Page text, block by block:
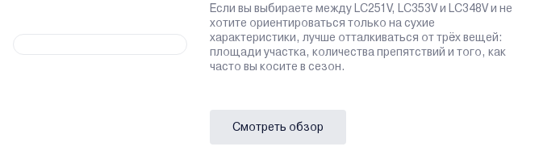
Если вы выбираете между LC251V, LC353V и LC348V и не
хотите ориентироваться только на сухие
характеристики, лучше отталкиваться от трёх вещей:
площади участка, количества препятствий и того, как
часто вы косите в сезон.
Смотреть обзор